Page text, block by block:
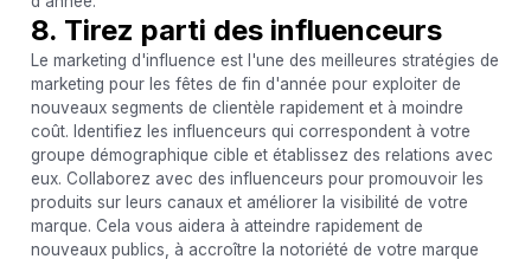
8. Tirez parti des influenceurs
Le marketing d'influence est l'une des meilleures stratégies de
marketing pour les fêtes de fin d'année pour exploiter de
nouveaux segments de clientèle rapidement et à moindre
coût. Identifiez les influenceurs qui correspondent à votre
groupe démographique cible et établissez des relations avec
eux. Collaborez avec des influenceurs pour promouvoir les
produits sur leurs canaux et améliorer la visibilité de votre
marque. Cela vous aidera à atteindre rapidement de
nouveaux publics, à accroître la notoriété de votre marque